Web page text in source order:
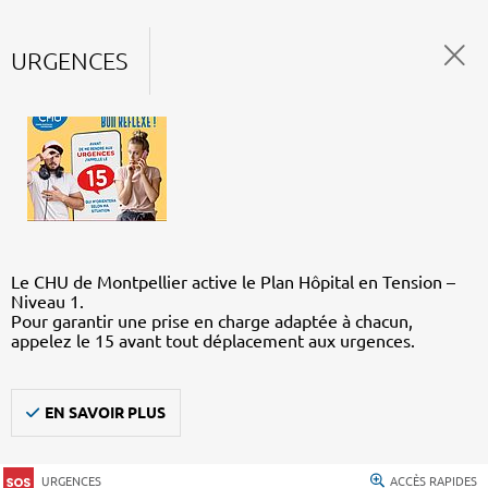
URGENCES
Le CHU de Montpellier active le Plan Hôpital en Tension –
Niveau 1.
Pour garantir une prise en charge adaptée à chacun,
appelez le 15 avant tout déplacement aux urgences.
EN SAVOIR PLUS
URGENCES ACCÈS RAPIDES